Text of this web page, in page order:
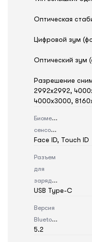
Оптическая
Цифровой зум
Оптический зум
Разрешение
2992x2992,
4000x3000,
Биометрический
сенсор
Face ID, Touch ID
Разъем
для
зарядки
USB Type-C
Версия
Bluetooth
5.2